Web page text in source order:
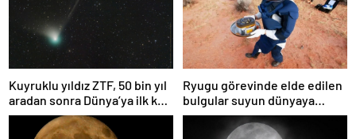
Kuyruklu yıldız ZTF, 50 bin yıl
aradan sonra Dünya’ya ilk kez
çok yaklaşacak
Ryugu görevinde elde edilen
bulgular suyun dünyaya
asteroitlerce getirilmiş
olabileceğini gösteriyor